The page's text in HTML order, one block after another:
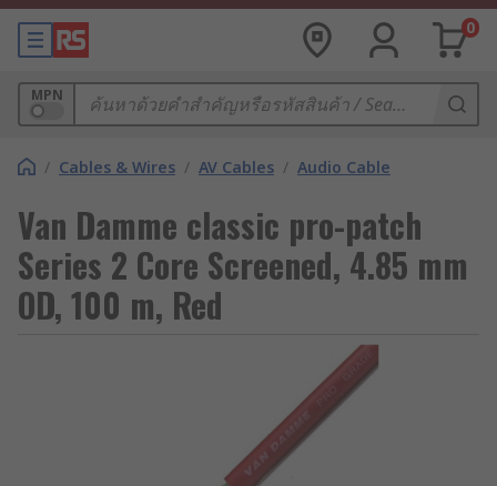
0
MPN
/ Cables & Wires / AV Cables / Audio Cable
Van Damme classic pro-patch
Series 2 Core Screened, 4.85 mm
OD, 100 m, Red